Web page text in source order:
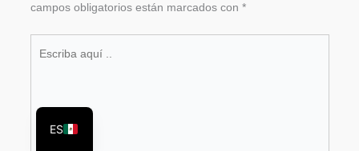
campos obligatorios están marcados con *
ES
RU